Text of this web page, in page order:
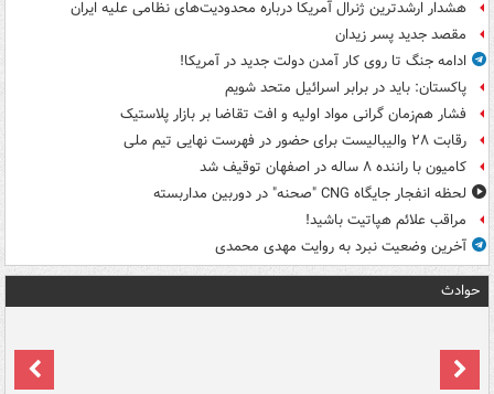
هشدار ارشدترین ژنرال آمریکا درباره محدودیت‌های نظامی علیه ایران
مقصد جدید پسر زیدان
ادامه جنگ تا روی کار آمدن دولت جدید در آمریکا!
پاکستان: باید در برابر اسرائیل متحد شویم
فشار هم‌زمان گرانی مواد اولیه و افت تقاضا بر بازار پلاستیک
رقابت ۲۸ والیبالیست برای حضور در فهرست نهایی تیم ملی
کامیون با راننده ۸ ساله در اصفهان توقیف شد
لحظه انفجار جایگاه CNG "صحنه" در دوربین مداربسته
مراقب علائم هپاتیت باشید!
آخرین وضعیت نبرد به روایت مهدی محمدی
حوادث